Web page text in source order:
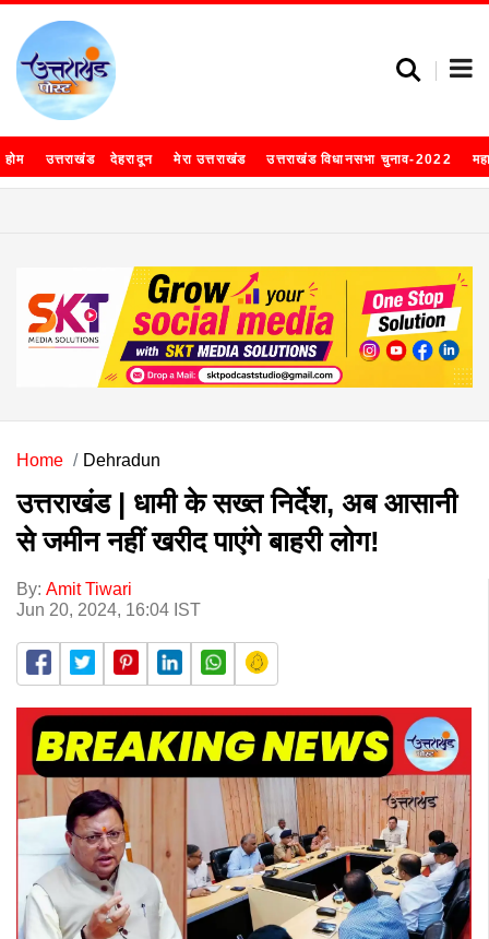
होम उत्तराखंड देहरादून मेरा उत्तराखंड उत्तराखंड विधानसभा चुनाव-2022
Home Dehradun
उत्तराखंड | धामी के सख्त निर्देश, अब आसानी
से जमीन नहीं खरीद पाएंगे बाहरी लोग!
By: Amit Tiwari
Jun 20, 2024, 16:04 IST